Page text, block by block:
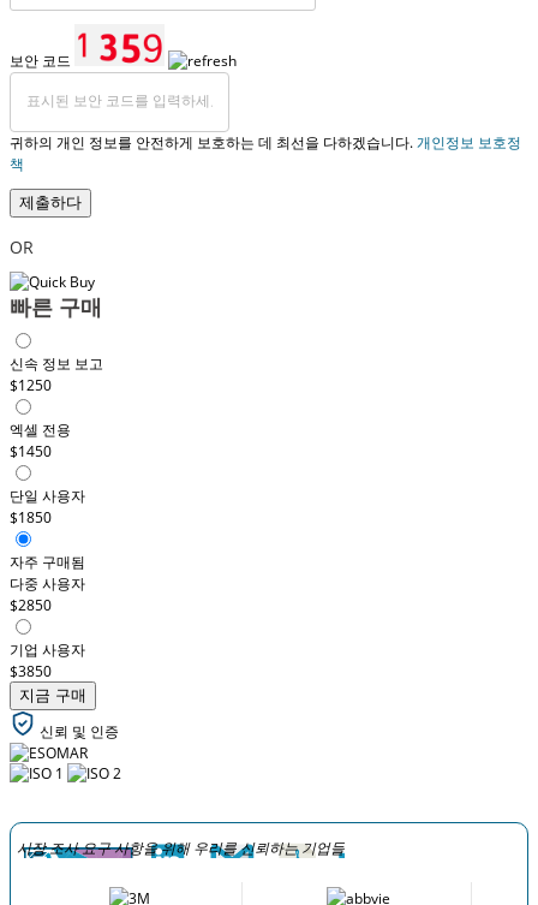
보안 코드
귀하의 개인 정보를 안전하게 보호하는 데 최선을 다하겠습니다.개인정보 보호정
책
제출하다
OR
빠른 구매
신속 정보 보고
$1250
엑셀 전용
$1450
단일 사용자
$1850
자주 구매됨
다중 사용자
$2850
기업 사용자
$3850
지금 구매
신뢰 및 인증
시장 조사 요구 사항을 위해 우리를 신뢰하는 기업들